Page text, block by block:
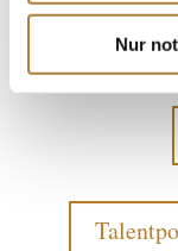
Nur
Re. Anton und